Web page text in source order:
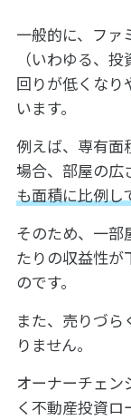
一般的に、ファ
（いわゆる、
回りが低くなり
います。
例えば、専有面
場合、部屋の広
も面積に比例し
そのため、一部
たりの収益性が
のです。
また、売りづ
りません。
オーナーチェン
く不動産投資ロ